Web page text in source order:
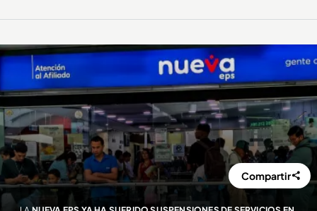
Compartir